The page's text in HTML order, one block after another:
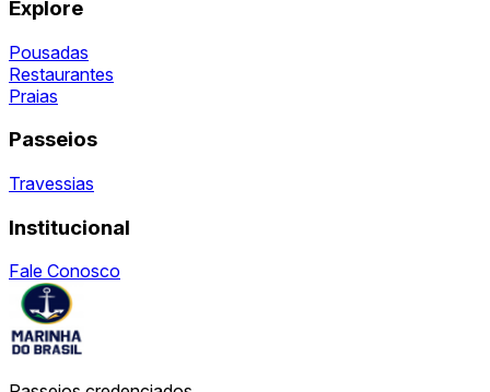
Explore
Pousadas
Restaurantes
Praias
Passeios
Travessias
Institucional
Fale Conosco